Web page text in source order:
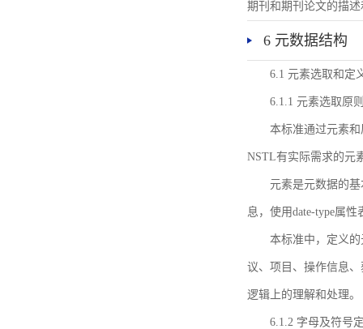
期刊和期刊论文的描
6 元数据结构
6.1 元素选取和定
6.1.1 元素选取原
本标准通过元素
NSTL有实际需求的元
元素是元数据的
息，使用date-type属
本标准中，定义
议、项目、操作信息
逻辑上的理解和处理。
6.1.2 字母及符号